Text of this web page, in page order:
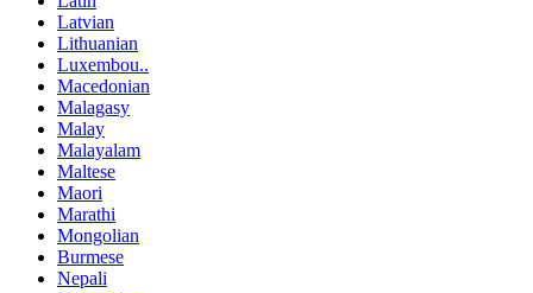
Latvian
Lithuanian
Luxembou..
Macedonian
Malagasy
Malay
Malayalam
Maltese
Maori
Marathi
Mongolian
Burmese
Nepali